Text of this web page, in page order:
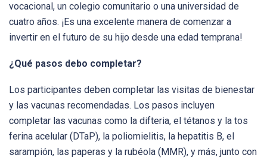
vocacional, un colegio comunitario o una universidad de
cuatro años. ¡Es una excelente manera de comenzar a
invertir en el futuro de su hijo desde una edad temprana!
¿Qué pasos debo completar?
Los participantes deben completar las visitas de bienestar
y las vacunas recomendadas. Los pasos incluyen
completar las vacunas como la difteria, el tétanos y la tos
ferina acelular (DTaP), la poliomielitis, la hepatitis B, el
sarampión, las paperas y la rubéola (MMR), y más, junto con